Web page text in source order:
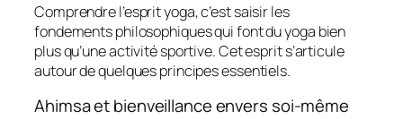
Comprendre l’esprit yoga, c’est saisir les
fondements philosophiques qui font du yoga bien
plus qu’une activité sportive. Cet esprit s’articule
autour de quelques principes essentiels.
Ahimsa et bienveillance envers soi-même